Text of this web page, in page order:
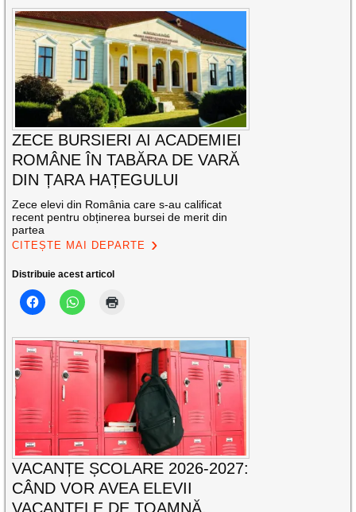
ZECE BURSIERI AI ACADEMIEI
ROMÂNE ÎN TABĂRA DE VARĂ
DIN ȚARA HAȚEGULUI
Zece elevi din România care s-au calificat
recent pentru obținerea bursei de merit din
partea
CITEȘTE MAI DEPARTE
Distribuie acest articol
VACANȚE ȘCOLARE 2026-2027:
CÂND VOR AVEA ELEVII
VACANȚELE DE TOAMNĂ,